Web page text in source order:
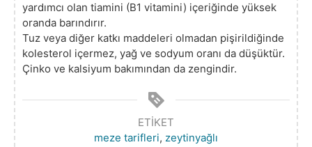
yardımcı olan tiamini (B1 vitamini) içeriğinde yüksek
oranda barındırır.
Tuz veya diğer katkı maddeleri olmadan pişirildiğinde
kolesterol içermez, yağ ve sodyum oranı da düşüktür.
Çinko ve kalsiyum bakımından da zengindir.
ETIKET
meze tarifleri, zeytinyağlı